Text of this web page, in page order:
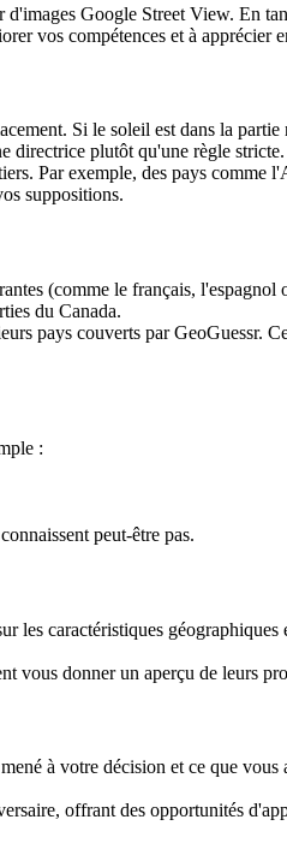
Google Street View. En
vos compétences et à apprécier
Si le soleil est dans la
directrice plutôt qu'une règle stricte.
Par exemple, des pays
suppositions.
(comme le français,
du Canada.
pays couverts par GeoGuessr.
:
peut-être pas.
caractéristiques
vous donner un aperçu de leurs
à votre décision et ce que
offrant des opportunités